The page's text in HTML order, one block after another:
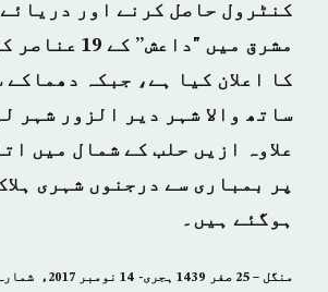
کنٹرول حاصل کرنے اور
مشرق میں "داعش”
کا اعلان کیا ہے، جبکہ دھماکے
ساتھ والا شہر دیر الزور شہر
علاوہ ازیں حلب کے شمال میں
پر بمباری سے درجنوں شہری
ہوگئے ہیں۔
منگل – 25 صفر 1439 ہجری- 14 نومبر 2017ء شمارہ: [14231]